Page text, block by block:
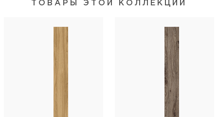
структурированная
фаска крашеная 4V
Класс износостойкости
Варианты укладки диагональная/класическая/палубная
Тип соединения
ТОВАРЫ ЭТОЙ КОЛЛЕКЦИИ